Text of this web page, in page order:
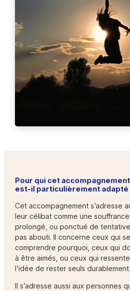
Pour qui cet
est-il particulièrement adapté
Cet accompagnement s’adresse
leur célibat comme une
prolongé, ou ponctué de
pas abouti. Il concerne ceux qui
comprendre pourquoi, ceux qui
à être aimés, ou ceux qui
l’idée de rester seuls durablement.
Il s’adresse aussi aux personnes